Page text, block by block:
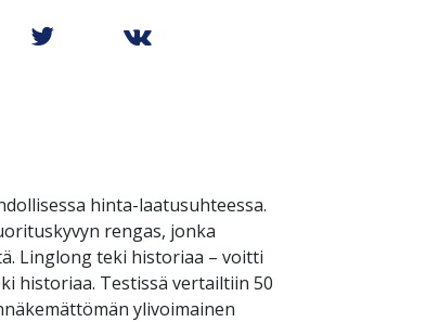
hinta-laatusuhteessa.
rengas, jonka
Linglong teki historiaa – voitti
historiaa. Testissä vertailtiin 50
ylivoimainen